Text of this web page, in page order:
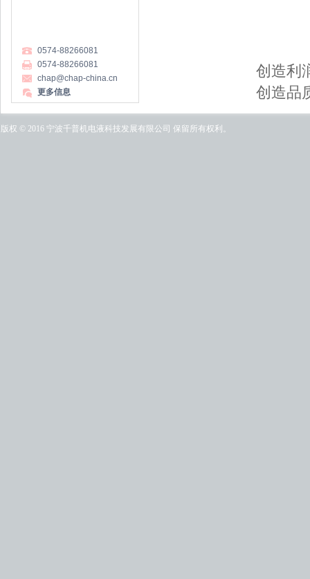
0574-88266081
0574-88266081
chap@chap-china.cn
更多信息
创造利
创造品
版权 © 2016 宁波千普机电液科技发展有限公司 保留所有权利。